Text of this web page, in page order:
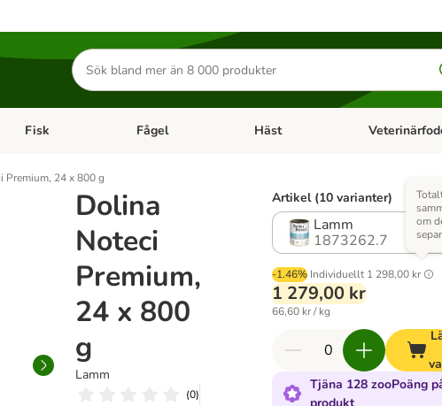
Sök
efter
produkter
Open category menu: Smådjur
Fisk Open category menu: Fisk
Fågel Open category menu: Fågel
Häst Open category
Premium, 24 x 800 g
Dolina
Noteci
Premium,
24 x 800
g
Lamm
(0)
Artikel (10 varianter)
Lamm
1873262.7
-1.46% Individuellt 1 298,00 kr
om
1 279,00 kr
66,60 kr / kg
Tjäna 128 zooPoäng